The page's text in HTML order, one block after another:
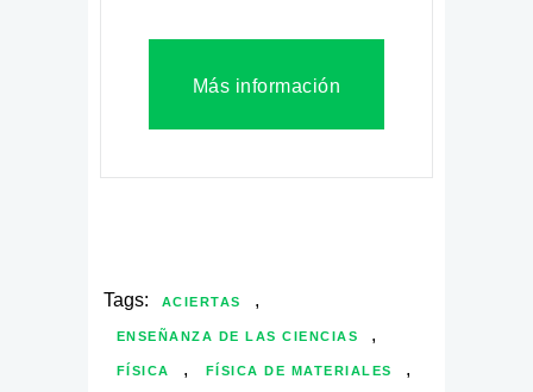
Más información
Tags: ACIERTAS ,
ENSEÑANZA DE LAS CIENCIAS ,
FÍSICA , FÍSICA DE MATERIALES ,